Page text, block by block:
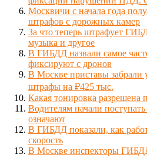
Москвичи с начала года
штрафов с дорожных камер
За что теперь штрафует
музыка и другое
В ГИБДД назвали самое
фиксируют с дронов
В Москве приставы забрали
штрафы на ₽425 тыс.
Какая тонировка разрешена
Водителям начали
означают
В ГИБДД показали, как
скорость
В Москве инспекторы